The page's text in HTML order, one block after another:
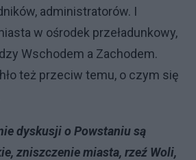
administratorów. I
w ośrodek przeładunkowy,
Wschodem a Zachodem.
też przeciw temu, o czym się
dyskusji o Powstaniu są
zniszczenie miasta, rzeź Woli,